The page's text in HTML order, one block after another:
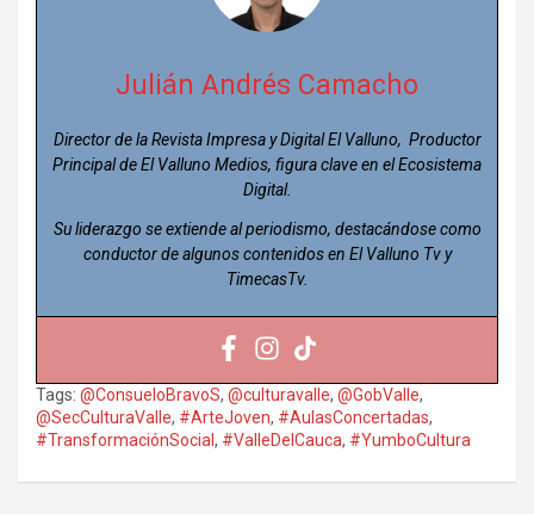
Julián Andrés Camacho
Director de la Revista Impresa y Digital El Valluno, Productor
Principal de El Valluno Medios, figura clave en el Ecosistema
Digital.
Su liderazgo se extiende al periodismo, destacándose como
conductor de algunos contenidos en El Valluno Tv y
TimecasTv.
Tags: @ConsueloBravoS, @culturavalle, @GobValle,
@SecCulturaValle, #ArteJoven, #AulasConcertadas,
#TransformaciónSocial, #ValleDelCauca, #YumboCultura